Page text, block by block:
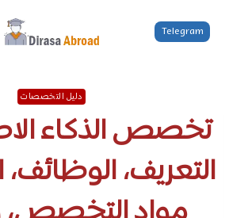
المحتوى
Telegram
دليل التخصصات
تخصص الذكاء
التعريف،